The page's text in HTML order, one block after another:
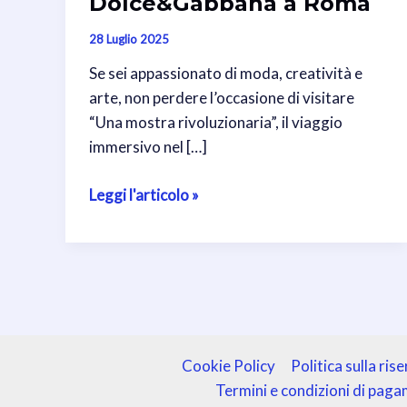
28 Luglio 2025
Se sei appassionato di moda, creatività e
arte, non perdere l’occasione di visitare
“Una mostra rivoluzionaria”, il viaggio
immersivo nel […]
Dal
Leggi l'articolo »
Cookie Policy
Politica sulla
Termini e condizioni di